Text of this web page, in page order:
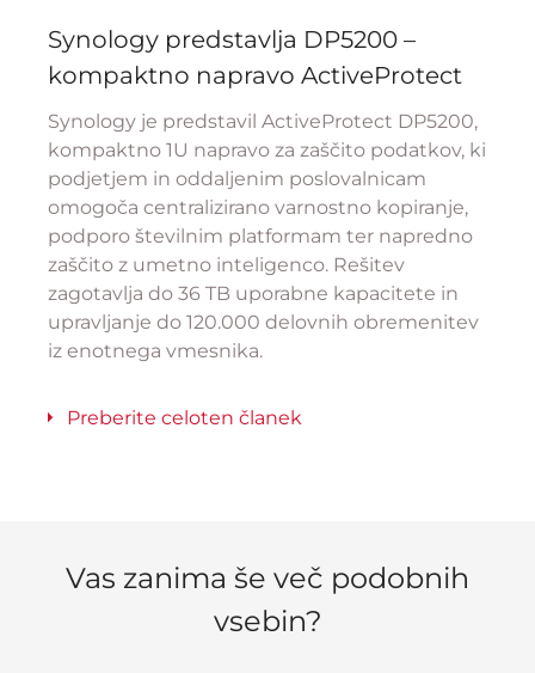
Synology predstavlja DP5200 –
kompaktno napravo ActiveProtect
Synology je predstavil ActiveProtect DP5200,
kompaktno 1U napravo za zaščito podatkov, ki
podjetjem in oddaljenim poslovalnicam
omogoča centralizirano varnostno kopiranje,
podporo številnim platformam ter napredno
zaščito z umetno inteligenco. Rešitev
zagotavlja do 36 TB uporabne kapacitete in
upravljanje do 120.000 delovnih obremenitev
iz enotnega vmesnika.
Preberite celoten članek
Vas zanima še več podobnih
vsebin?